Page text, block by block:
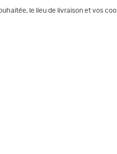
le lieu de livraison et vos